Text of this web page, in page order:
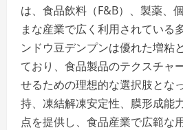
は、食品飲料（F&B）、製薬、
まな産業で広く利用されている
ンドウ豆デンプンは優れた増粘
ており、食品製品のテクスチャ
せるための理想的な選択肢とな
持、凍結解凍安定性、膜形成能
点を提供し、食品産業で広範な